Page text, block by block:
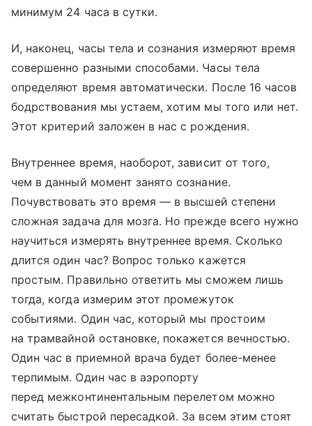
минимум 24 часа в сутки.
И, наконец, часы тела и сознания измеряют время
совершенно разными способами. Часы тела
определяют время автоматически. После 16 часов
бодрствования мы устаем, хотим мы того или нет.
Этот критерий заложен в нас с рождения.
Внутреннее время, наоборот, зависит от того,
чем в данный момент занято сознание.
Почувствовать это время — в высшей степени
сложная задача для мозга. Но прежде всего нужно
научиться измерять внутреннее время. Сколько
длится один час? Вопрос только кажется
простым. Правильно ответить мы сможем лишь
тогда, когда измерим этот промежуток
событиями. Один час, который мы простоим
на трамвайной остановке, покажется вечностью.
Один час в приемной врача будет более-менее
терпимым. Один час в аэропорту
перед межконтинентальным перелетом можно
считать быстрой пересадкой. За всем этим стоят